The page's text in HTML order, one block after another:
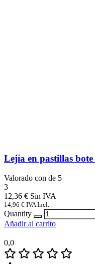
Lejía en pastillas
Valorado con de 5
3
12,36 €
14,96 € IVA Incl.
Quantity
Añadir al carrito
0,0